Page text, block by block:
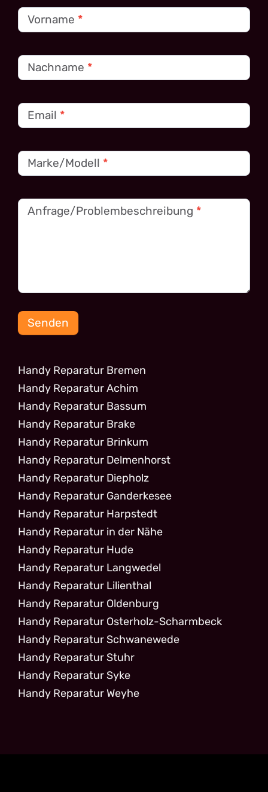
Kontakt
Vorname *
Nachname *
Email *
Marke/Modell *
Anfrage/Problembeschreibung *
Senden
Handy Reparatur Bremen
Handy Reparatur Achim
Handy Reparatur Bassum
Handy Reparatur Brake
Handy Reparatur Brinkum
Handy Reparatur Delmenhorst
Handy Reparatur Diepholz
Handy Reparatur Ganderkesee
Handy Reparatur Harpstedt
Handy Reparatur in der Nähe
Handy Reparatur Hude
Handy Reparatur Langwedel
Handy Reparatur Lilienthal
Handy Reparatur Oldenburg
Handy Reparatur Osterholz-Scharmbeck
Handy Reparatur Schwanewede
Handy Reparatur Stuhr
Handy Reparatur Syke
Handy Reparatur Weyhe